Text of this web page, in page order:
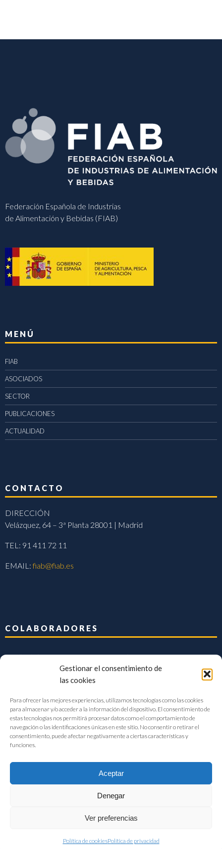
Gestionar el consentimiento de
las cookies
Para ofrecer las mejores experiencias, utilizamos tecnologías como las cookies
para almacenar y/o acceder a la información del dispositivo. El consentimiento de
estas tecnologías nos permitirá procesar datos como el comportamiento de
navegación o las identificaciones únicas en este sitio. No consentir o retirar el
consentimiento, puede afectar negativamente a ciertas características y
funciones.
Aceptar
Denegar
Ver preferencias
Política de cookiesPolítica de privacidad
Federación Española de Industrias
de Alimentación y Bebidas (FIAB)
MENÚ
FIAB
ASOCIADOS
SECTOR
PUBLICACIONES
ACTUALIDAD
CONTACTO
DIRECCIÓN
Velázquez, 64 – 3ª Planta 28001 | Madrid
TEL: 91 411 72 11
EMAIL:fiab@fiab.es
COLABORADORES
FIAB Federación Española de Industrias de la Alimentación y Bebidas